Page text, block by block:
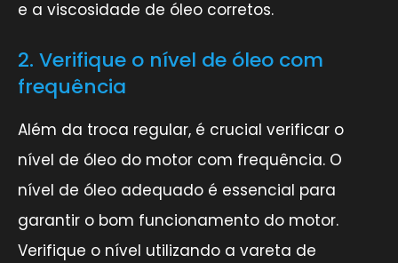
e a viscosidade de óleo corretos.
2. Verifique o nível de óleo com
frequência
Além da troca regular, é crucial verificar o
nível de óleo do motor com frequência. O
nível de óleo adequado é essencial para
garantir o bom funcionamento do motor.
Verifique o nível utilizando a vareta de